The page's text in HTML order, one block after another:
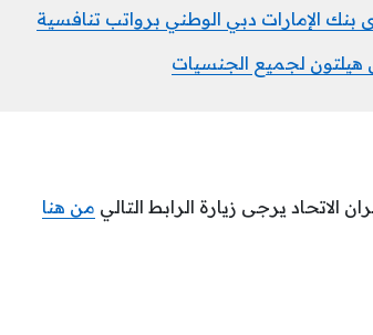
الإمارات دبي الوطني برواتب تنافسية
هيلتون لجميع الجنسيات
الاتحاد يرجى زيارة الرابط التالي من هنا